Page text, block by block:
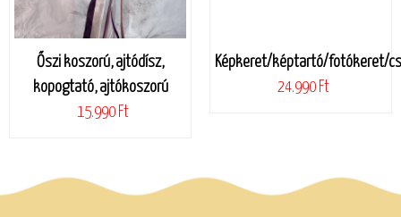
Őszi koszorú, ajtódísz,
kopogtató, ajtókoszorú
15.990 Ft
Képkeret/képtartó/fotókeret/
24.990 Ft